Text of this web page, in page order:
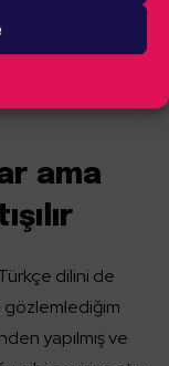
fonlamaya
etmek de çok
ama
dilini de
gözlemlediğim
yapılmış ve